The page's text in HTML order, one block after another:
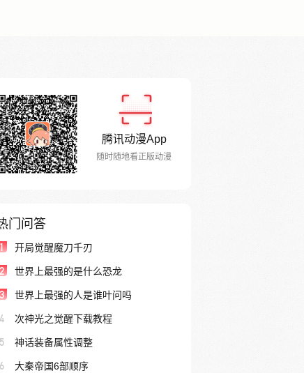
腾讯动漫App
随时随地看正版动漫
门问答
1 开局觉醒魔刀千刃
世界上最强的是什么恐龙
世界上最强的人是谁叶问吗
4 次神光之觉醒下载教程
5 神话装备属性调整
6 大秦帝国6部顺序